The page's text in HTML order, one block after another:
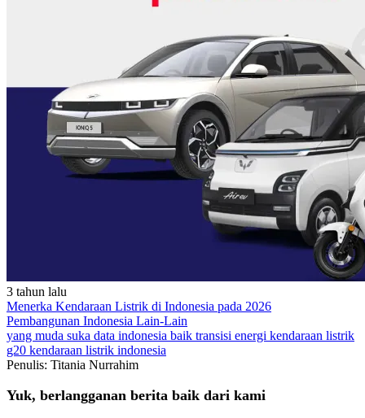
3 tahun lalu
Menerka Kendaraan Listrik di Indonesia pada 2026
Pembangunan Indonesia Lain-Lain
yang muda suka data indonesia baik transisi energi kendaraan listrik
g20 kendaraan listrik indonesia
Penulis: Titania Nurrahim
Yuk, berlangganan berita baik dari kami